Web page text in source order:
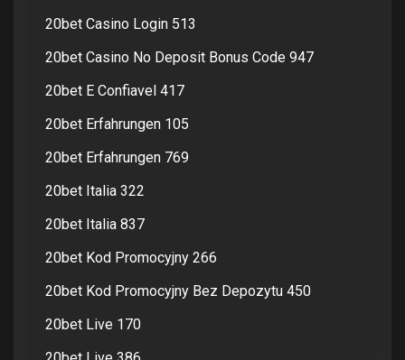
20bet Casino Login 513
20bet Casino No Deposit Bonus Code 947
20bet E Confiavel 417
20bet Erfahrungen 105
20bet Erfahrungen 769
20bet Italia 322
20bet Italia 837
20bet Kod Promocyjny 266
20bet Kod Promocyjny Bez Depozytu 450
20bet Live 170